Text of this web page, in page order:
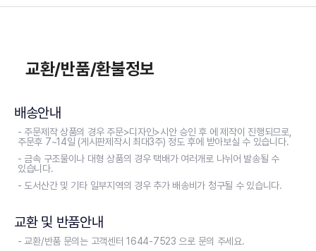
교환/반품/환불정보
배송안내
- 주문제작 상품의 경우 주문>디자인>시안 승인 후 에 제작이 진행되므로,
주문후 7~14일 (게시판제작시 최대3주) 정도 후에 받아보실 수 있습니다.
- 금속 구조물이나 대형 상품의 경우 택배가 여러개로 나뉘어 발송될 수
있습니다.
- 도서산간 및 기타 일부지역의 경우 추가 배송비가 청구될 수 있습니다.
교환 및 반품안내
- 교환/반품 문의는 고객센터 1644-7523 으로 문의 주세요.